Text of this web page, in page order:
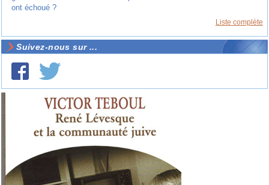
ont échoué ?
Liste complète
Suivez-nous sur ...